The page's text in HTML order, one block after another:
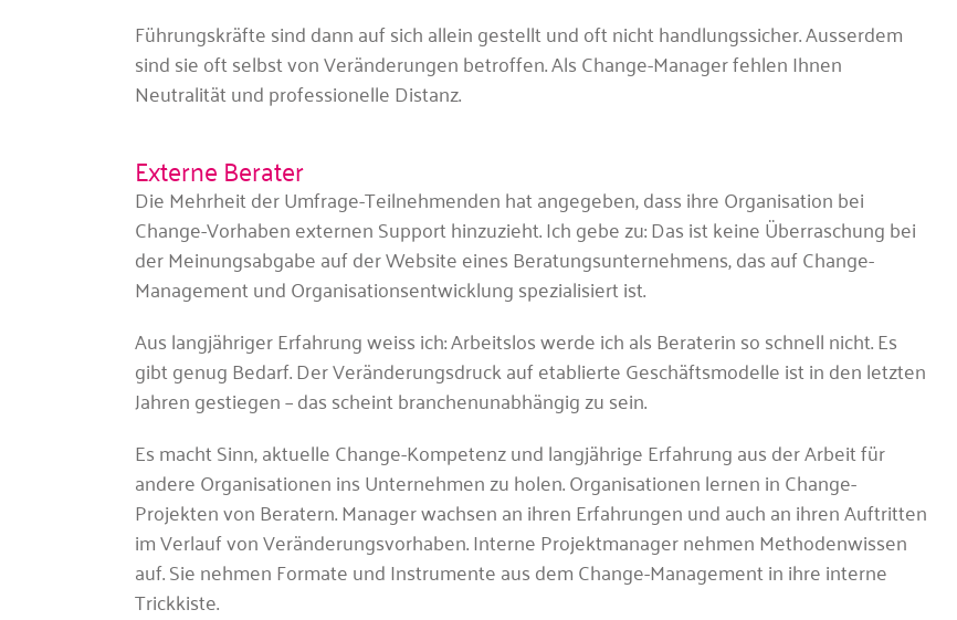
Führungskräfte sind dann auf sich allein gestellt und oft nicht handlungssicher. Ausserdem
sind sie oft selbst von Veränderungen betroffen. Als Change-Manager fehlen Ihnen
Neutralität und professionelle Distanz.
Externe Berater
Die Mehrheit der Umfrage-Teilnehmenden hat angegeben, dass ihre Organisation bei
Change-Vorhaben externen Support hinzuzieht. Ich gebe zu: Das ist keine Überraschung bei
der Meinungsabgabe auf der Website eines Beratungsunternehmens, das auf Change-
Management und Organisationsentwicklung spezialisiert ist.
Aus langjähriger Erfahrung weiss ich: Arbeitslos werde ich als Beraterin so schnell nicht. Es
gibt genug Bedarf. Der Veränderungsdruck auf etablierte Geschäftsmodelle ist in den letzten
Jahren gestiegen – das scheint branchenunabhängig zu sein.
Es macht Sinn, aktuelle Change-Kompetenz und langjährige Erfahrung aus der Arbeit für
andere Organisationen ins Unternehmen zu holen. Organisationen lernen in Change-
Projekten von Beratern. Manager wachsen an ihren Erfahrungen und auch an ihren Auftritten
im Verlauf von Veränderungsvorhaben. Interne Projektmanager nehmen Methodenwissen
auf. Sie nehmen Formate und Instrumente aus dem Change-Management in ihre interne
Trickkiste.